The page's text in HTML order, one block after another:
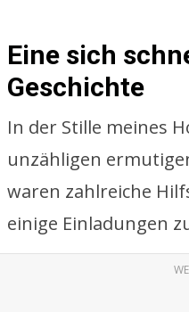
Eine sich
Geschichte
In der Stille meines
unzähligen
waren zahlreiche
einige Einladungen